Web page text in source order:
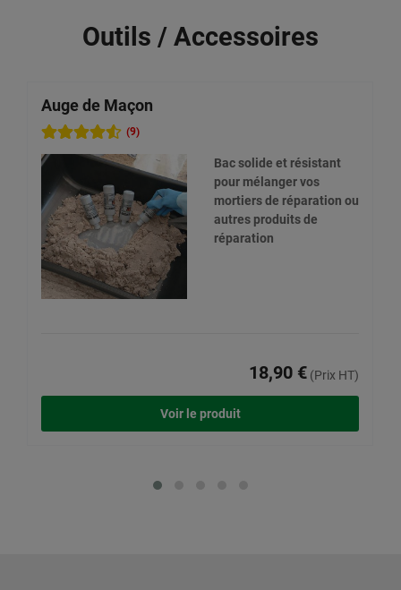
Outils / Accessoires
Auge de Maçon
(9)
Bac solide et résistant
pour mélanger vos
mortiers de réparation ou
autres produits de
réparation
18,90 € (Prix HT)
Voir le produit